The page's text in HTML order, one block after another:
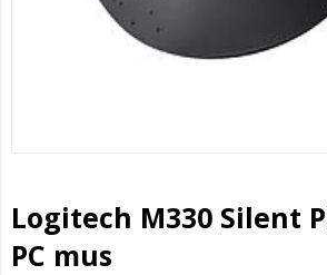
Logitech M330 Silent
PC mus